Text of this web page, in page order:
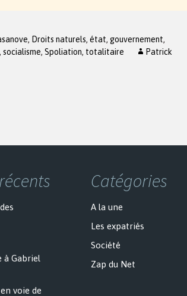
, Droits naturels, état, gouvernement,
, socialisme, Spoliation, totalitaire
Patrick
à Gabriel
voie de
Catégories
A la une
Les expatriés
Société
Zap du Net